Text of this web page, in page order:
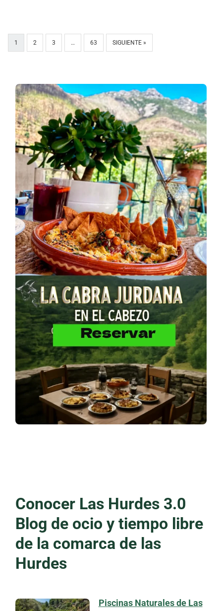
1 2 3 … 63 SIGUIENTE »
Conocer Las Hurdes 3.0
Blog de ocio y tiempo libre
de la comarca de las
Hurdes
Piscinas Naturales de Las